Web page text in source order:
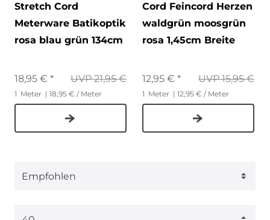
Stretch Cord
Meterware Batikoptik
rosa blau grün 134cm
UVP 21,95 €
18,95 € *
1 Meter | 18,95 € / Meter
Cord Feincord Herzen
waldgrün moosgrün
rosa 1,45cm Breite
UVP 15,95 €
12,95 € *
1 Meter | 12,95 € / Meter